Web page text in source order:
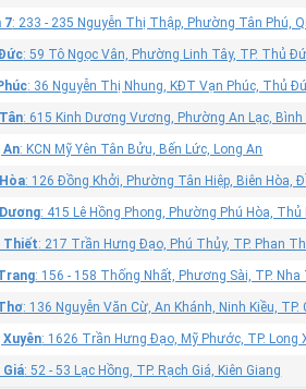
7: 233 - 235 Nguyễn Thị Thập, Phường Tân Phú,
: 59 Tô Ngọc Vân, Phường Linh Tây, TP. Thủ
: 36 Nguyễn Thị Nhung, KĐT Vạn Phúc, Thủ
: 615 Kinh Dương Vương, Phường An Lạc, Bình
An: KCN Mỹ Yên Tân Bửu, Bến Lức, Long An
: 126 Đồng Khởi, Phường Tân Hiệp, Biên Hòa,
: 415 Lê Hồng Phong, Phường Phú Hòa,
Thiết: 217 Trần Hưng Đạo, Phú Thủy, TP. Phan
: 156 - 158 Thống Nhất, Phương Sài, TP.
: 136 Nguyễn Văn Cừ, An Khánh, Ninh Kiều,
Xuyên: 1626 Trần Hưng Đạo, Mỹ Phước, TP. Long
Giá: 52 - 53 Lạc Hồng, TP. Rạch Giá, Kiên Giang